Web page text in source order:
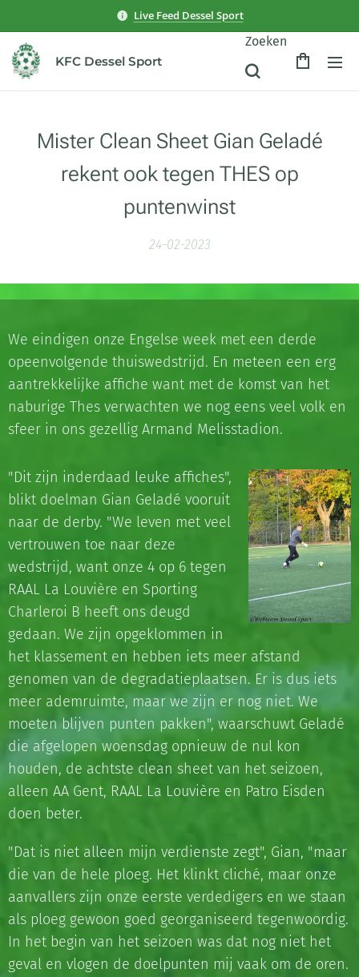
Live Feed Dessel Sport
KFC Dessel Sport
Zoeken
Mister Clean Sheet Gian Geladé
rekent ook tegen THES op
puntenwinst
24-02-2023
We eindigen onze Engelse week met een derde
opeenvolgende thuiswedstrijd. En meteen een erg
aantrekkelijke affiche want met de komst van het
naburige Thes verwachten we nog eens veel volk en
sfeer in ons gezellig Armand Melisstadion.
"Dit zijn inderdaad leuke affiches",
blikt doelman Gian Geladé vooruit
naar de derby. "We leven met veel
vertrouwen toe naar deze
wedstrijd, want onze 4 op 6 tegen
RAAL La Louvière en Sporting
Charleroi B heeft ons deugd
gedaan. We zijn opgeklommen in
het klassement en hebben iets meer afstand
genomen van de degradatieplaatsen. Er is dus iets
meer ademruimte, maar we zijn er nog niet. We
moeten blijven punten pakken", waarschuwt Geladé
die afgelopen woensdag opnieuw de nul kon
houden, de achtste clean sheet van het seizoen,
alleen AA Gent, RAAL La Louvière en Patro Eisden
doen beter.
"Dat is niet alleen mijn verdienste zegt", Gian, "maar
die van de hele ploeg. Het klinkt cliché, maar onze
aanvallers zijn onze eerste verdedigers en we staan
als ploeg gewoon goed georganiseerd tegenwoordig.
In het begin van het seizoen was dat nog niet het
geval en vlogen de doelpunten mij vaak om de oren.